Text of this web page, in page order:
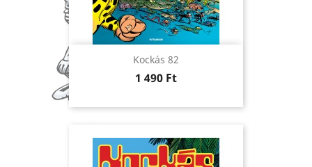
Kockás 82
Ár
1 490 Ft